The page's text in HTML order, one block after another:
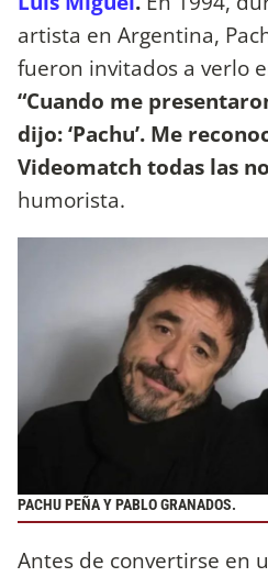
artista en Argentina,
fueron invitados a verlo
“Cuando me
dijo: ‘Pachu’. Me
Videomatch todas las
humorista.
PACHU PEÑA Y PABLO GRANADOS.
Antes de convertirse en